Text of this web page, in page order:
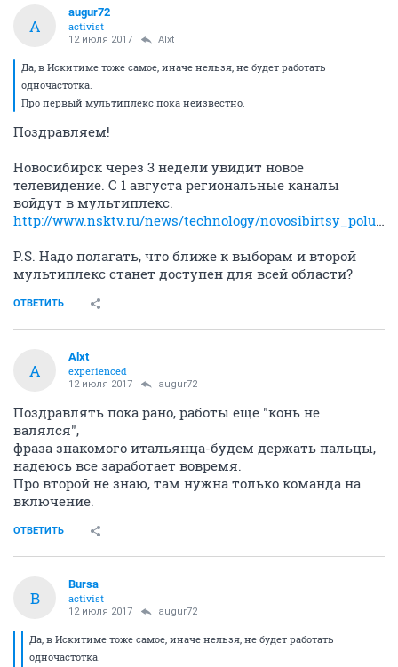
A
augur72
activist
12 июля 2017 Alxt
Да, в Искитиме тоже самое, иначе нельзя, не будет работать
одночастотка.
Про первый мультиплекс пока неизвестно.
Поздравляем!
Новосибирск через 3 недели увидит новое
телевидение. С 1 августа региональные каналы
войдут в мультиплекс.
http://www.nsktv.ru/news/technology/novosibirtsy_poluchat_vozmozhnost_smotret_kachestvennoe_tsifrovoe_televidenie_120720170920/
P.S. Надо полагать, что ближе к выборам и второй
мультиплекс станет доступен для всей области?
ОТВЕТИТЬ
A
Alxt
experienced
12 июля 2017 augur72
Поздравлять пока рано, работы еще "конь не
валялся",
фраза знакомого итальянца-будем держать пальцы,
надеюсь все заработает вовремя.
Про второй не знаю, там нужна только команда на
включение.
ОТВЕТИТЬ
B
Bursa
activist
12 июля 2017 augur72
Да, в Искитиме тоже самое, иначе нельзя, не будет работать
одночастотка.